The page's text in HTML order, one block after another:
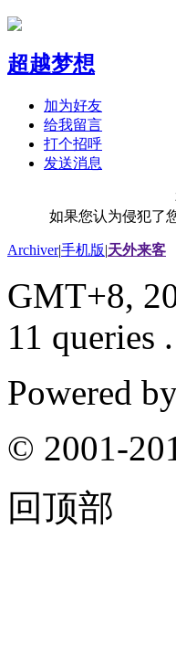
超越梦想
加为好友
给我留言
打个招呼
发送消息
如果您认为侵犯了
Archiver|手机版|天外来客
GMT+8,
11 queries .
Powered
© 2001-
回顶部